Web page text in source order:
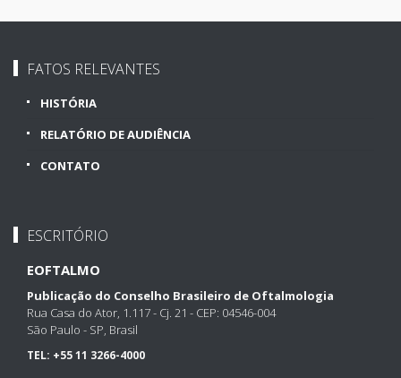
FATOS RELEVANTES
HISTÓRIA
RELATÓRIO DE AUDIÊNCIA
CONTATO
ESCRITÓRIO
EOFTALMO
Publicação do Conselho Brasileiro de Oftalmologia
Rua Casa do Ator, 1.117 - Cj. 21 - CEP: 04546-004
São Paulo - SP, Brasil
TEL: +55 11 3266-4000